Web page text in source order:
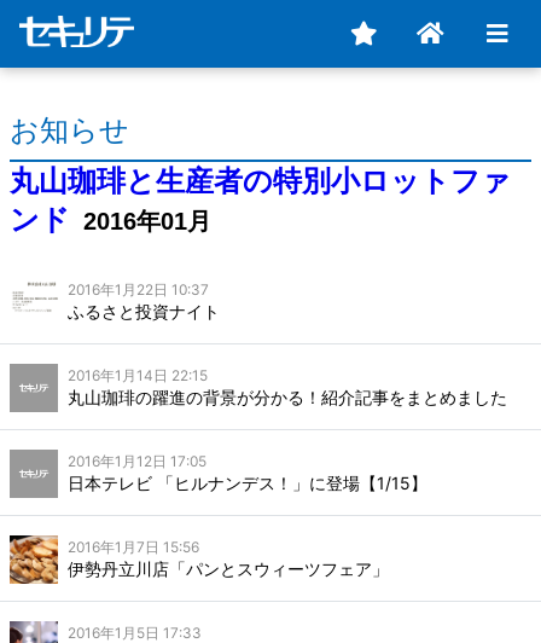
お知らせ
丸山珈琲と生産者の特別小ロットファ
ンド
2016年01月
2016年1月22日 10:37
ふるさと投資ナイト
2016年1月14日 22:15
丸山珈琲の躍進の背景が分かる！紹介記事をまとめました
2016年1月12日 17:05
日本テレビ 「ヒルナンデス！」に登場【1/15】
2016年1月7日 15:56
伊勢丹立川店「パンとスウィーツフェア」
2016年1月5日 17:33